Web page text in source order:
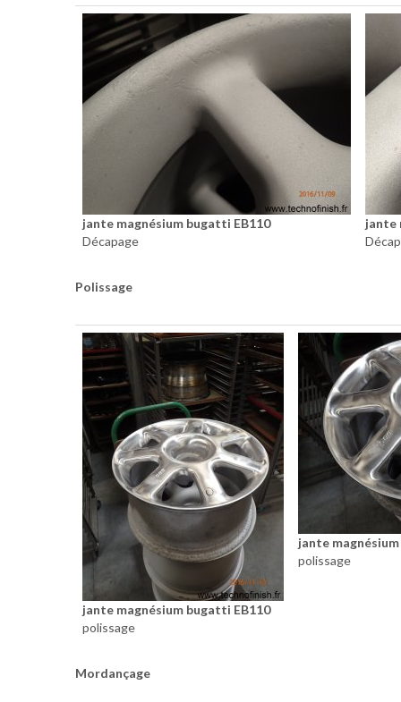
jante magnésium bugatti EB110
Décapage
jante
Polissage
jante magnésium bugatti EB110
polissage
jante
polissage
Mordançage